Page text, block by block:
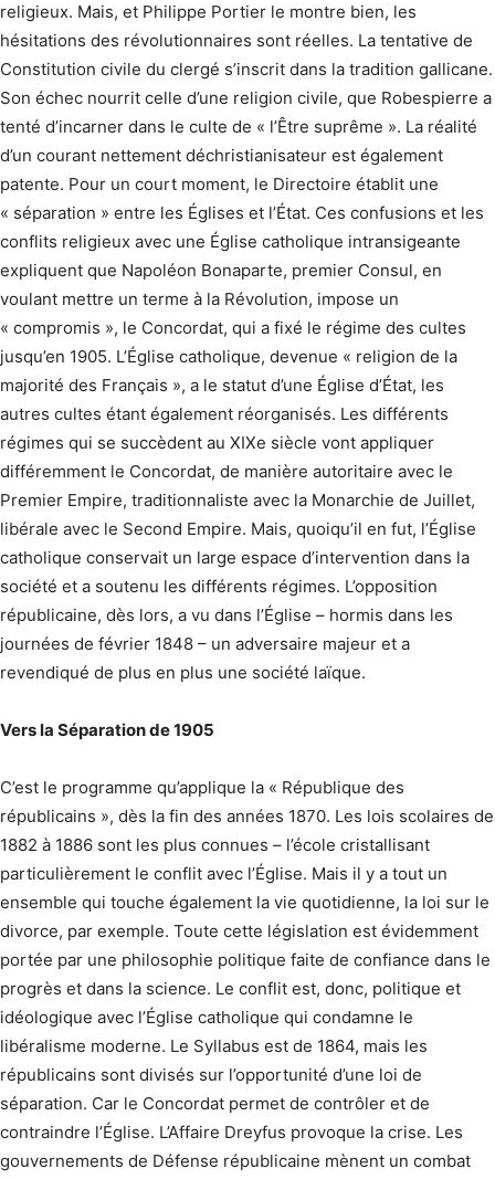
religieux. Mais, et Philippe Portier le montre bien, les
hésitations des révolutionnaires sont réelles. La tentative de
Constitution civile du clergé s’inscrit dans la tradition gallicane.
Son échec nourrit celle d’une religion civile, que Robespierre a
tenté d’incarner dans le culte de « l’Être suprême ». La réalité
d’un courant nettement déchristianisateur est également
patente. Pour un court moment, le Directoire établit une
« séparation » entre les Églises et l’État. Ces confusions et les
conflits religieux avec une Église catholique intransigeante
expliquent que Napoléon Bonaparte, premier Consul, en
voulant mettre un terme à la Révolution, impose un
« compromis », le Concordat, qui a fixé le régime des cultes
jusqu’en 1905. L’Église catholique, devenue « religion de la
majorité des Français », a le statut d’une Église d’État, les
autres cultes étant également réorganisés. Les différents
régimes qui se succèdent au XIXe siècle vont appliquer
différemment le Concordat, de manière autoritaire avec le
Premier Empire, traditionnaliste avec la Monarchie de Juillet,
libérale avec le Second Empire. Mais, quoiqu’il en fut, l’Église
catholique conservait un large espace d’intervention dans la
société et a soutenu les différents régimes. L’opposition
républicaine, dès lors, a vu dans l’Église – hormis dans les
journées de février 1848 – un adversaire majeur et a
revendiqué de plus en plus une société laïque.
Vers la Séparation de 1905
C’est le programme qu’applique la « République des
républicains », dès la fin des années 1870. Les lois scolaires de
1882 à 1886 sont les plus connues – l’école cristallisant
particulièrement le conflit avec l’Église. Mais il y a tout un
ensemble qui touche également la vie quotidienne, la loi sur le
divorce, par exemple. Toute cette législation est évidemment
portée par une philosophie politique faite de confiance dans le
progrès et dans la science. Le conflit est, donc, politique et
idéologique avec l’Église catholique qui condamne le
libéralisme moderne. Le Syllabus est de 1864, mais les
républicains sont divisés sur l’opportunité d’une loi de
séparation. Car le Concordat permet de contrôler et de
contraindre l’Église. L’Affaire Dreyfus provoque la crise. Les
gouvernements de Défense républicaine mènent un combat